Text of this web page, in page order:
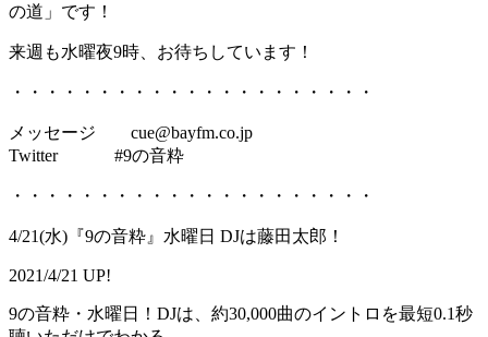
の道」です！
来週も水曜夜9時、お待ちしています！
・・・・・・・・・・・・・・・・・・・・・
メッセージ cue@bayfm.co.jp
Twitter #9の音粋
・・・・・・・・・・・・・・・・・・・・・
4/21(水)『9の音粋』水曜日 DJは藤田太郎！
2021/4/21 UP!
9の音粋・水曜日！DJは、約30,000曲のイントロを最短0.1秒